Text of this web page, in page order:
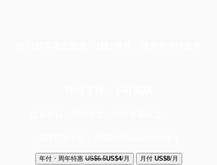
年付・周年特惠 US$6.5US$4/月 月付 US$8/月